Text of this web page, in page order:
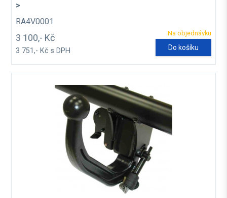
>
RA4V0001
Na objednávku
3 100,- Kč
3 751,- Kč s DPH Do košíku